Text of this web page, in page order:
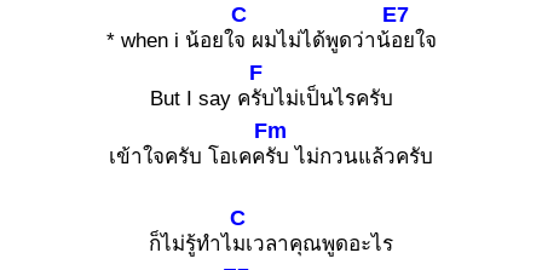
* when i น้อยใ
C
จ ผมไม่ได้พูดว่าน้
E7
อยใจ
But I say ค
F
รับไม่เป็นไรครับ
เข้าใจครับ โอเคค
Fm
รับ ไม่กวนแล้วครับ
ก็ไม่รู้ทำไ
C
มเวลาคุณพูดอะไร